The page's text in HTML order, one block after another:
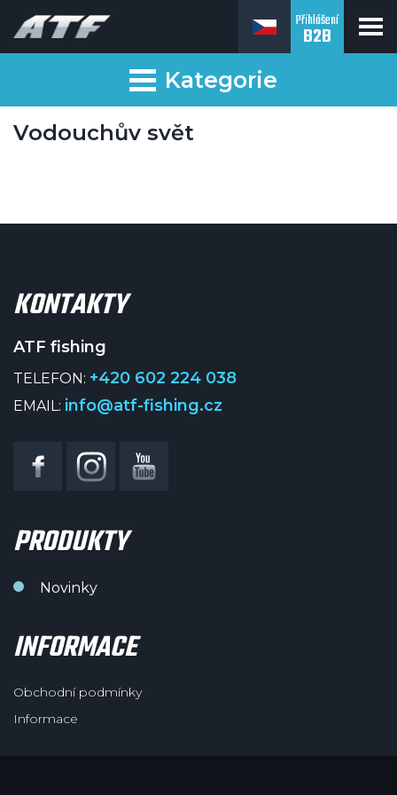
Přihlášení
B2B
Kategorie
Vodouchův svět
KONTAKTY
ATF fishing
TELEFON: +420 602 224 038
EMAIL: info@atf-fishing.cz
PRODUKTY
Novinky
INFORMACE
Obchodní podmínky
Informace